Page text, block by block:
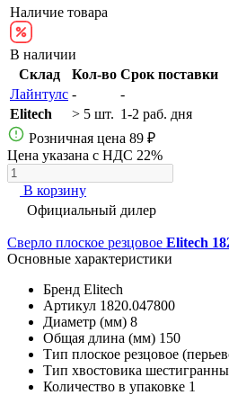
Наличие товара
В наличии
Склад
Кол-во Срок поставки
Лайнтулс -
-
Elitech
> 5 шт. 1-2 раб. дня
Розничная цена 89 ₽
Цена указана с НДС 22%
В корзину
Официальный дилер
Сверло плоское резцовое Elitech
Основные характеристики
Бренд Elitech
Артикул 1820.047800
Диаметр (мм) 8
Общая длина (мм) 150
Тип плоское резцовое
Тип хвостовика
Количество в упаковке 1